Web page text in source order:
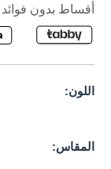
أقساط بدون فوائد
اللون:
المقاس: